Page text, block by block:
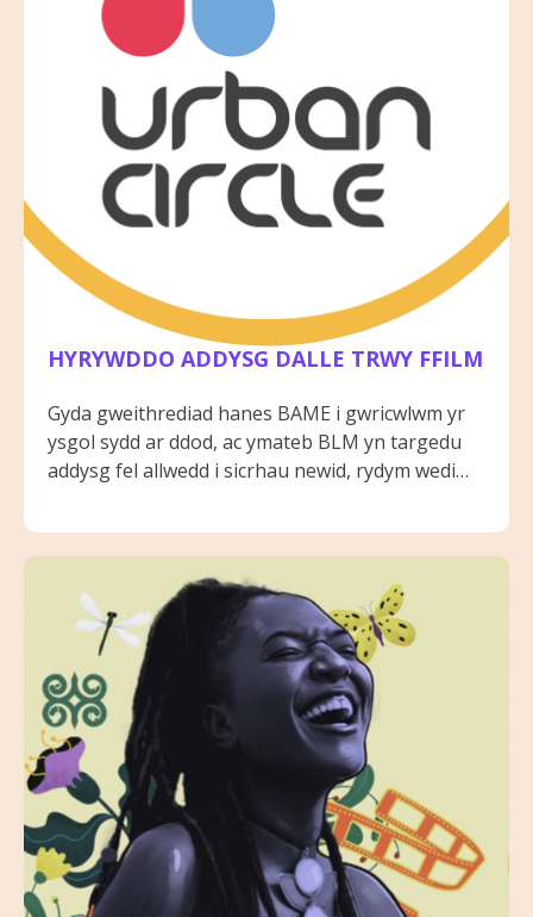
HYRYWDDO ADDYSG DALLE TRWY FFILM
Gyda gweithrediad hanes BAME i gwricwlwm yr
ysgol sydd ar ddod, ac ymateb BLM yn targedu
addysg fel allwedd i sicrhau newid, rydym wedi
adnodd addysgol ar gyfer darparwyr dysgu.